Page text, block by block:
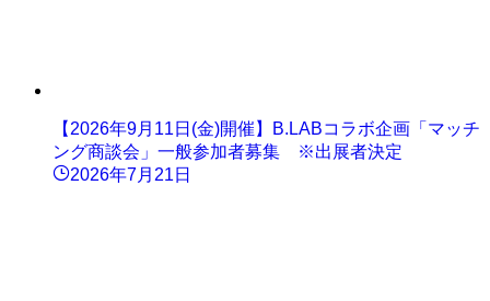
【2026年9月11日(金)開催】B.LABコラボ企画「マッチ
ング商談会」一般参加者募集 ※出展者決定
2026年7月21日